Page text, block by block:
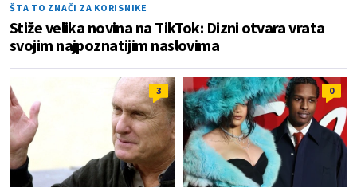
ŠTA TO ZNAČI ZA KORISNIKE
Stiže velika novina na TikTok: Dizni otvara vrata
svojim najpoznatijim naslovima
3 0